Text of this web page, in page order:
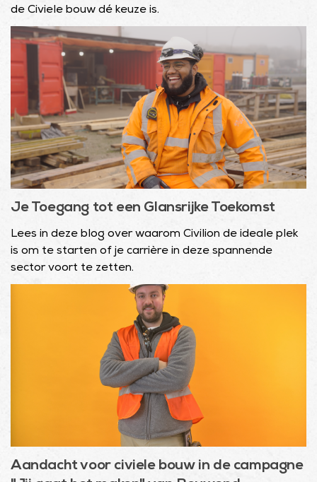
de Civiele bouw dé keuze is.
Je Toegang tot een Glansrijke Toekomst
Lees in deze blog over waarom Civilion de ideale plek
is om te starten of je carrière in deze spannende
sector voort te zetten.
Aandacht voor civiele bouw in de campagne